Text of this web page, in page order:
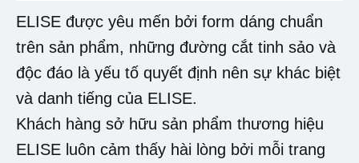
ELISE được yêu mến bởi form dáng chuẩn
trên sản phẩm, những đường cắt tinh sảo và
độc đáo là yếu tố quyết định nên sự khác biệt
và danh tiếng của ELISE.
Khách hàng sở hữu sản phẩm thương hiệu
ELISE luôn cảm thấy hài lòng bởi mỗi trang